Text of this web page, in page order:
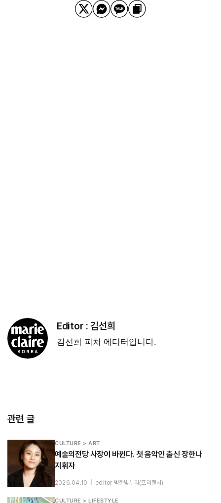
Editor : 김선희
김선희 피처 에디터입니다.
관련 글
CULTURE > ART
예술의전당 사장이 바뀐다. 첫 음악인 출신 장한나
지휘자
2026.04.10 editor 박한빛누리(프리랜서)
CULTURE > LIFESTYLE